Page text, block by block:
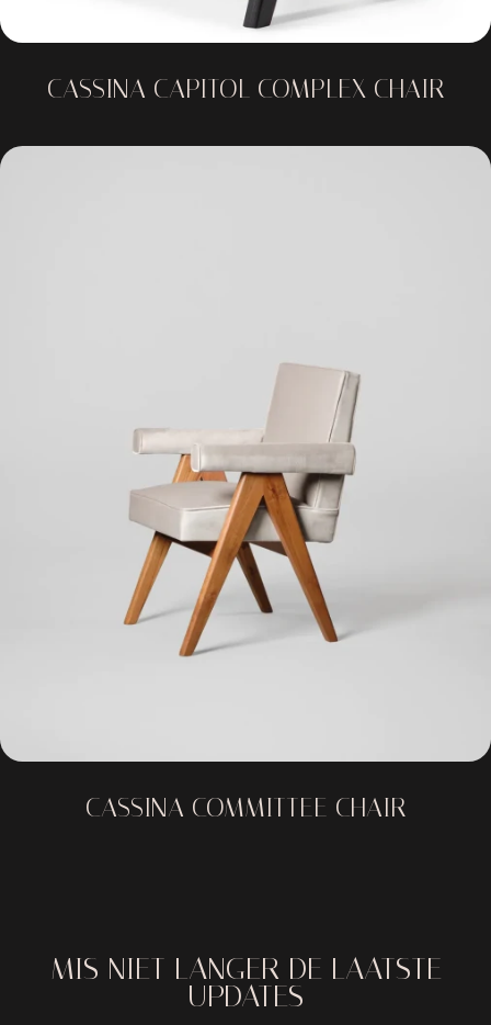
CASSINA CAPITOL COMPLEX CHAIR
CASSINA COMMITTEE CHAIR
MIS NIET LANGER DE LAATSTE
UPDATES